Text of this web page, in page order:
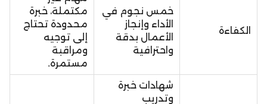
الكفاءة
خمس نجوم في
الأداء وإنجاز
الأعمال بدقة
واحترافية
مكتملة، خبرة
محدودة تحتاج
إلى توجيه
ومراقبة
مستمرة.
شهادات خبرة
وتدريب